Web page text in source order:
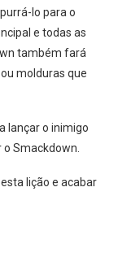
lo para o
e todas as
também fará
molduras que
lançar o inimigo
o Smackdown.
lição e acabar